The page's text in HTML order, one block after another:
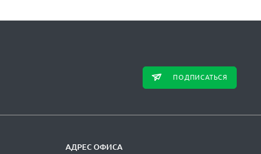
ПОДПИСАТЬСЯ
АДРЕС ОФИСА